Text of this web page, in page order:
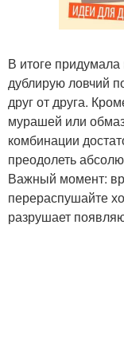
В итоге
дублирую ловчий
друг от друга.
мурашей или
комбинации
преодолеть
Важный момент:
перераспушайте
разрушает